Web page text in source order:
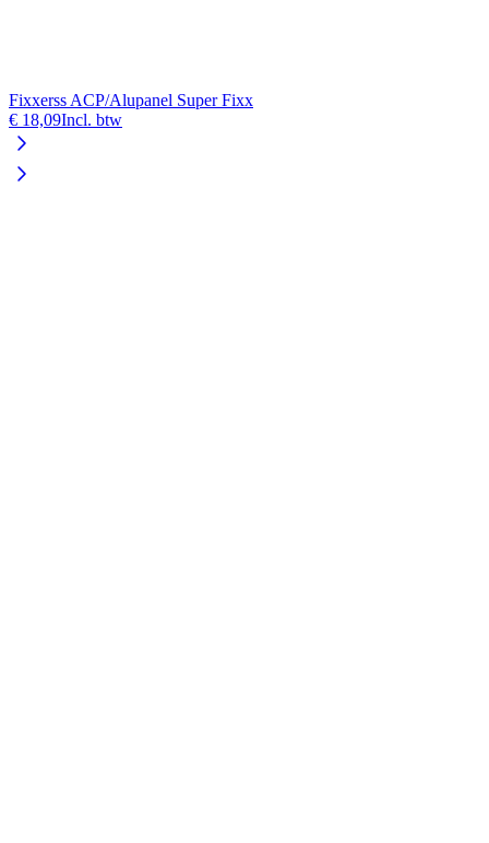
Fixxerss ACP/Alupanel Super Fixx
€ 18,09Incl. btw